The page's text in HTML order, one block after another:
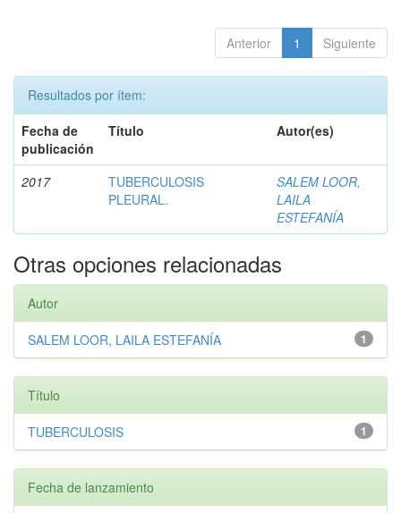
Anterior 1 Siguiente
Resultados por ítem:
Fecha de
publicación
Título Autor(es)
2017
TUBERCULOSIS
PLEURAL.
SALEM LOOR,
LAILA
ESTEFANÍA
Otras opciones relacionadas
Autor
1
SALEM LOOR, LAILA ESTEFANÍA
Título
1
TUBERCULOSIS
Fecha de lanzamiento